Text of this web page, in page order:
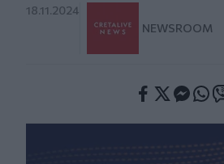
18.11.2024
NEWSROOM